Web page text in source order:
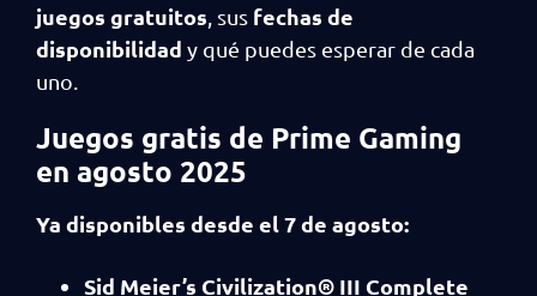
juegos gratuitos , sus fechas de
disponibilidad y qué puedes esperar de cada
uno.
Juegos gratis de Prime Gaming
en agosto 2025
Ya disponibles desde el 7 de agosto:
Sid Meier’s Civilization® III Complete